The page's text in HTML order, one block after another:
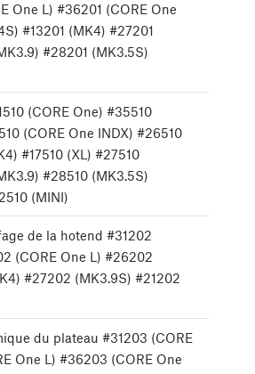
One L) #36201 (CORE One
#13201 (MK4) #27201
#28201 (MK3.5S)
(CORE One) #35510
(CORE One INDX) #26510
#17510 (XL) #27510
#28510 (MK3.5S)
(MINI)
de la hotend #31202
(CORE One L) #26202
#27202 (MK3.9S) #21202
du plateau #31203 (CORE
One L) #36203 (CORE One